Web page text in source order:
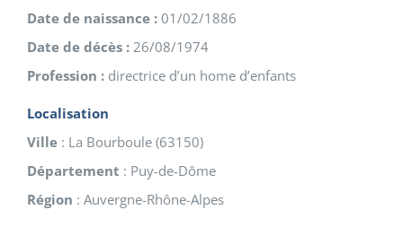
Date de naissance : 01/02/1886
Date de décès : 26/08/1974
Profession : directrice d’un home d’enfants
Localisation
Ville : La Bourboule (63150)
Département : Puy-de-Dôme
Région : Auvergne-Rhône-Alpes